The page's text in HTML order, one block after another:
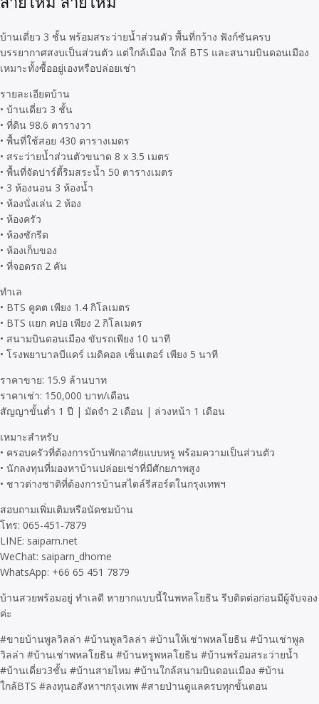
บ้านเดี่ยว 3 ชั้น พร้อมสระว่ายน้ำส่วนตัว พื้นที่กว้าง ฟังก์ชันครบ
บรรยากาศสงบเป็นส่วนตัว แต่ใกล้เมือง ใกล้ BTS และสนามบินดอนเมือง
เหมาะทั้งซื้ออยู่เองหรือปล่อยเช่า
รายละเอียดบ้าน
• บ้านเดี่ยว 3 ชั้น
• ที่ดิน 98.6 ตารางวา
• พื้นที่ใช้สอย 430 ตารางเมตร
• สระว่ายน้ำส่วนตัวขนาด 8 x 3.5 เมตร
• พื้นที่จัดปาร์ตี้ริมสระน้ำ 50 ตารางเมตร
• 3 ห้องนอน 3 ห้องน้ำ
• ห้องนั่งเล่น 2 ห้อง
• ห้องครัว
• ห้องซักรีด
• ห้องเก็บของ
• ที่จอดรถ 2 คัน
ทำเล
• BTS คูคต เพียง 1.4 กิโลเมตร
• BTS แยก คปอ เพียง 2 กิโลเมตร
• สนามบินดอนเมือง ขับรถเพียง 10 นาที
• โรงพยาบาลบีแคร์ เมดิคอล เซ็นเตอร์ เพียง 5 นาที
ราคาขาย: 15.9 ล้านบาท
ราคาเช่า: 150,000 บาท/เดือน
สัญญาขั้นต่ำ 1 ปี | มัดจำ 2 เดือน | ล่วงหน้า 1 เดือน
เหมาะสำหรับ
• ครอบครัวที่ต้องการบ้านพักอาศัยแบบหรู พร้อมความเป็นส่วนตัว
• นักลงทุนที่มองหาบ้านปล่อยเช่าที่มีศักยภาพสูง
• ชาวต่างชาติที่ต้องการบ้านสไตล์รีสอร์ตในกรุงเทพฯ
สอบถามเพิ่มเติมหรือนัดชมบ้าน
โทร: 065-451-7879
LINE: saiparn.net
WeChat: saiparn_dhome
WhatsApp: +66 65 451 7879
บ้านสวยพร้อมอยู่ ทำเลดี หายากแบบนี้ในพหลโยธิน รีบติดต่อก่อนมีผู้จับจอง
ค่ะ
#ขายบ้านพูลวิลล่า #บ้านพูลวิลล่า #บ้านให้เช่าพหลโยธิน #บ้านเช่าพูล
วิลล่า #บ้านเช่าพหลโยธิน #บ้านหรูพหลโยธิน #บ้านพร้อมสระว่ายน้ำ
#บ้านเดี่ยว3ชั้น #บ้านสายไหม #บ้านใกล้สนามบินดอนเมือง #บ้าน
ใกล้BTS #ลงทุนอสังหาฯกรุงเทพ #สายป่านดูแลครบทุกขั้นตอน